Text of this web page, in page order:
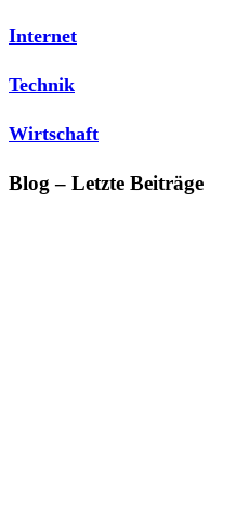
Internet
Technik
Wirtschaft
Blog – Letzte Beiträge